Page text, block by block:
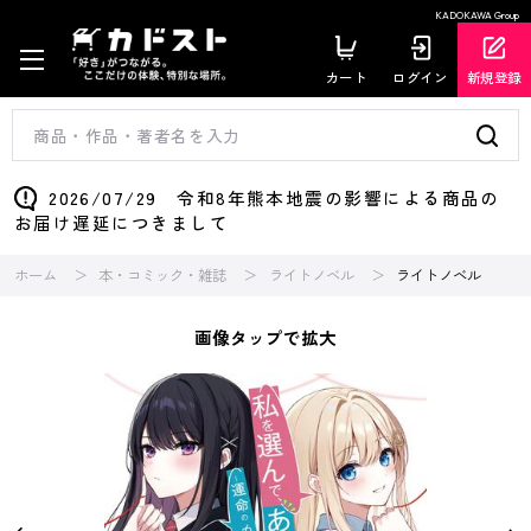
KADOKAWA Group
カート ログイン 新規登録
2026/07/29 令和8年熊本地震の影響による商品の
お届け遅延につきまして
ホーム 本・コミック・雑誌 ライトノベル ライトノベル
画像タップで拡大